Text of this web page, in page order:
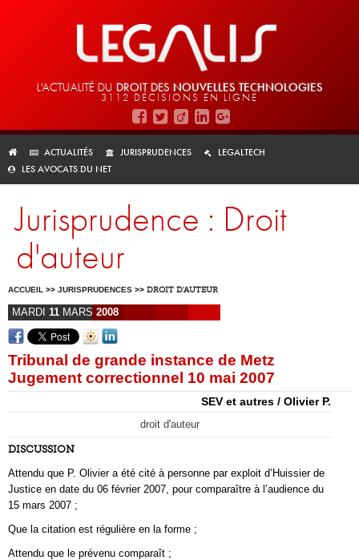
L'ACTUALITÉ DU DROIT DES NOUVELLES TECHNOLOGIES
3112 DÉCISIONS EN LIGNE
ACTUALITÉS JURISPRUDENCES
LEGALTECH
LES AVOCATS DU NET
Jurisprudence : Droit
d'auteur
ACCUEIL >> JURISPRUDENCES >> DROIT D'AUTEUR
MARDI 11 MARS 2008
Tribunal de grande instance de Metz
Jugement correctionnel 10 mai 2007
SEV et autres / Olivier P.
droit d'auteur
DISCUSSION
Attendu que P. Olivier a été cité à personne par exploit d’Huissier de
Justice en date du 06 février 2007, pour comparaître à l’audience du
15 mars 2007 ;
Que la citation est régulière en la forme ;
Attendu que le prévenu comparaît ;